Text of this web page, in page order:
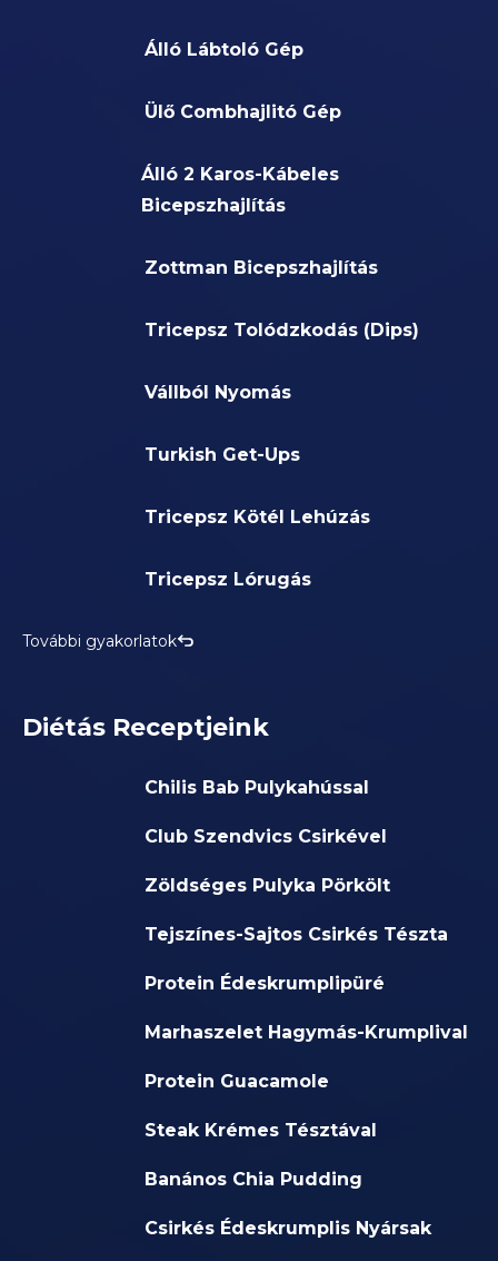
Álló Lábtoló Gép
Ülő Combhajlitó Gép
Álló 2 Karos-Kábeles
Bicepszhajlítás
Zottman Bicepszhajlítás
Tricepsz Tolódzkodás (Dips)
Vállból Nyomás
Turkish Get-Ups
Tricepsz Kötél Lehúzás
Tricepsz Lórugás
További gyakorlatok
Diétás Receptjeink
Chilis Bab Pulykahússal
Club Szendvics Csirkével
Zöldséges Pulyka Pörkölt
Tejszínes-Sajtos Csirkés Tészta
Protein Édeskrumplipüré
Marhaszelet Hagymás-Krumplival
Protein Guacamole
Steak Krémes Tésztával
Banános Chia Pudding
Csirkés Édeskrumplis Nyársak